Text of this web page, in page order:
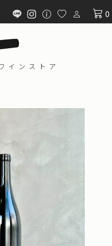
0
インストア